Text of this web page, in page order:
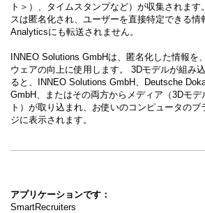
ト＞）、タイムスタンプなど）が収集されま
スは匿名化され、ユーザーを直接特定できる情
Analyticsにも転送されません。
INNEO Solutions GmbHは、匿名化した情報を
ウェアの向上に使用します。 3Dモデルが組み
ると、INNEO Solutions GmbH、Deutsche
GmbH、またはその両方からメディア（3Dモ
ト）が取り込まれ、お使いのコンピュータの
ジに表示されます。
アプリケーションです：
SmartRecruiters